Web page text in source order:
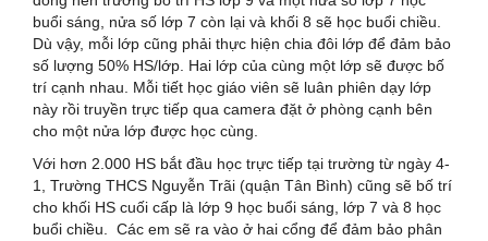
buổi sáng, nửa số lớp 7 còn lại và khối 8 sẽ học buổi chiều.
Dù vậy, mỗi lớp cũng phải thực hiện chia đôi lớp để đảm bảo
số lượng 50% HS/lớp. Hai lớp của cùng một lớp sẽ được bố
trí cạnh nhau. Mỗi tiết học giáo viên sẽ luân phiên dạy lớp
này rồi truyền trực tiếp qua camera đặt ở phòng cạnh bên
cho một nửa lớp được học cùng.
Với hơn 2.000 HS bắt đầu học trực tiếp tại trường từ ngày 4-
1, Trường THCS Nguyễn Trãi (quận Tân Bình) cũng sẽ bố trí
cho khối HS cuối cấp là lớp 9 học buổi sáng, lớp 7 và 8 học
buổi chiều. Các em sẽ ra vào ở hai cổng để đảm bảo phân